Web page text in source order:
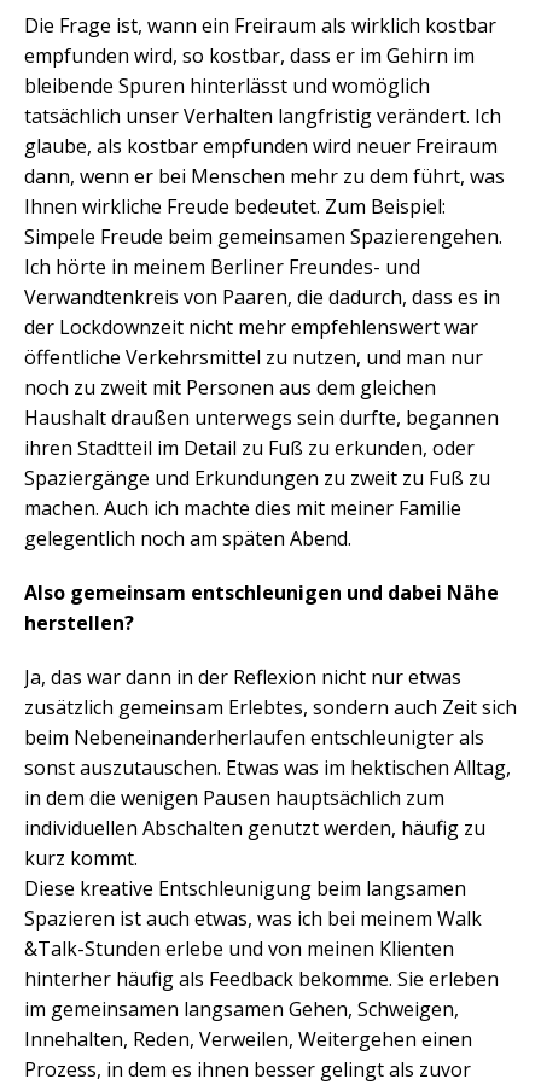
Die Frage ist, wann ein Freiraum als wirklich kostbar
empfunden wird, so kostbar, dass er im Gehirn im
bleibende Spuren hinterlässt und womöglich
tatsächlich unser Verhalten langfristig verändert. Ich
glaube, als kostbar empfunden wird neuer Freiraum
dann, wenn er bei Menschen mehr zu dem führt, was
Ihnen wirkliche Freude bedeutet. Zum Beispiel:
Simpele Freude beim gemeinsamen Spazierengehen.
Ich hörte in meinem Berliner Freundes- und
Verwandtenkreis von Paaren, die dadurch, dass es in
der Lockdownzeit nicht mehr empfehlenswert war
öffentliche Verkehrsmittel zu nutzen, und man nur
noch zu zweit mit Personen aus dem gleichen
Haushalt draußen unterwegs sein durfte, begannen
ihren Stadtteil im Detail zu Fuß zu erkunden, oder
Spaziergänge und Erkundungen zu zweit zu Fuß zu
machen. Auch ich machte dies mit meiner Familie
gelegentlich noch am späten Abend.
Also gemeinsam entschleunigen und dabei Nähe
herstellen?
Ja, das war dann in der Reflexion nicht nur etwas
zusätzlich gemeinsam Erlebtes, sondern auch Zeit sich
beim Nebeneinanderherlaufen entschleunigter als
sonst auszutauschen. Etwas was im hektischen Alltag,
in dem die wenigen Pausen hauptsächlich zum
individuellen Abschalten genutzt werden, häufig zu
kurz kommt.
Diese kreative Entschleunigung beim langsamen
Spazieren ist auch etwas, was ich bei meinem Walk
&Talk-Stunden erlebe und von meinen Klienten
hinterher häufig als Feedback bekomme. Sie erleben
im gemeinsamen langsamen Gehen, Schweigen,
Innehalten, Reden, Verweilen, Weitergehen einen
Prozess, in dem es ihnen besser gelingt als zuvor